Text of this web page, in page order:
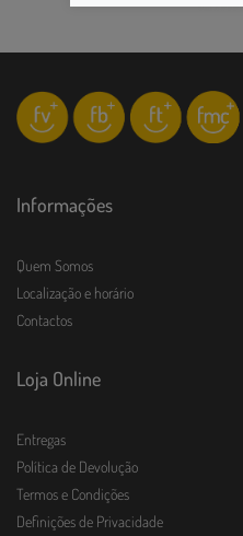
Informações
Quem Somos
Localização e horário
Contactos
Loja Online
Entregas
Política de Devolução
Termos e Condições
Definições de Privacidade